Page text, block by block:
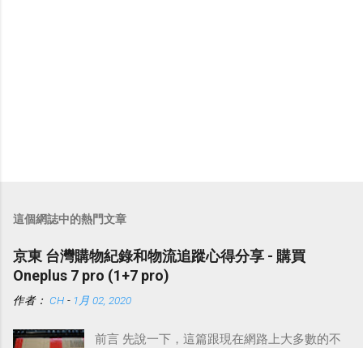
這個網誌中的熱門文章
京東 台灣購物紀錄和物流追蹤心得分享 - 購買
Oneplus 7 pro (1+7 pro)
作者： CH - 1月 02, 2020
前言 先說一下，這篇跟現在網路上大多數的不